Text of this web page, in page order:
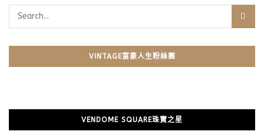
VINTAGE富豪人生粉絲團
VENDOME SQUARE珠寶之星